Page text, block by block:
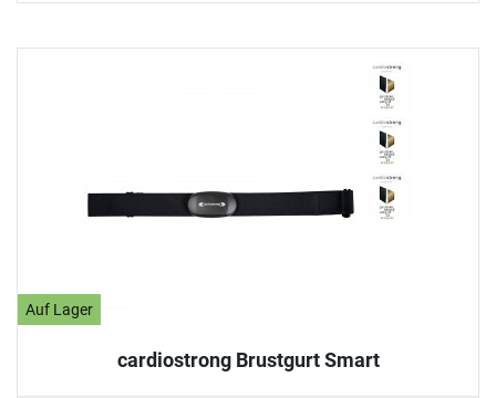
Auf Lager
cardiostrong Brustgurt Smart